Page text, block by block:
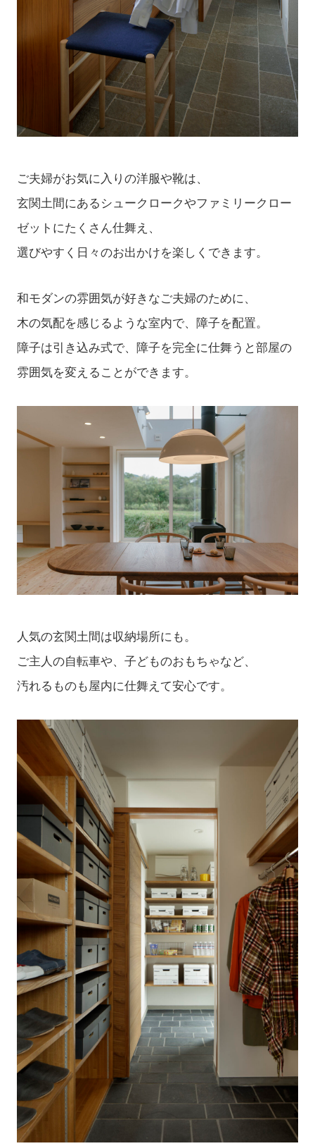
ご夫婦がお気に入りの洋服や靴は、
玄関土間にあるシュークロークやファミリークロー
ゼットにたくさん仕舞え、
選びやすく日々のお出かけを楽しくできます。
和モダンの雰囲気が好きなご夫婦のために、
木の気配を感じるような室内で、障子を配置。
障子は引き込み式で、障子を完全に仕舞うと部屋の
雰囲気を変えることができます。
人気の玄関土間は収納場所にも。
ご主人の自転車や、子どものおもちゃなど、
汚れるものも屋内に仕舞えて安心です。